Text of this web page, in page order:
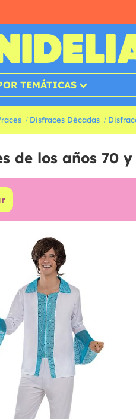
TEMÁTICAS
Disfraces Décadas
de los años 70